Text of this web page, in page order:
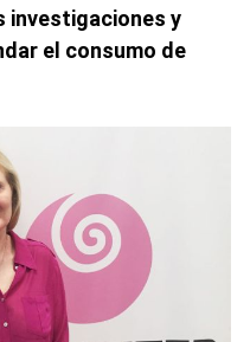
investigaciones y
el consumo de